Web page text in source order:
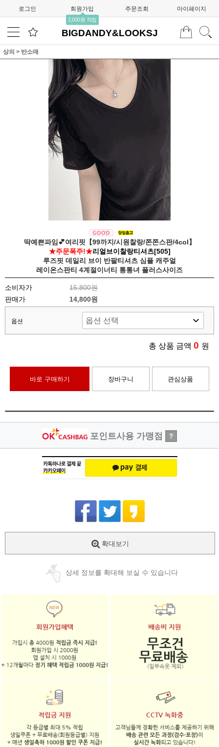
로그인 회원가입
2,000원 적립
주문조회 마이페이지
BIGDANDY&LOOKSJ
상의 > 반소매
딱예쁜파임💕여리핏【99까지/시원찰랑/쫀쫀스판/4col】
★주문폭주!★리얼브이찰랑티셔츠[505]
루즈핏 데일리 브이 반팔티셔츠 심플 캐주얼
레이온스판티 4계절이너티 통통녀 플러스사이즈
소비자가
15,800원
판매가
14,800원
옵션
총 상품 금액 0 원
바로 구매하기 장바구니 관심상품
포인트사용 가맹점 ?
확대보기
상세 정보를 확대해 보실 수 있습니다